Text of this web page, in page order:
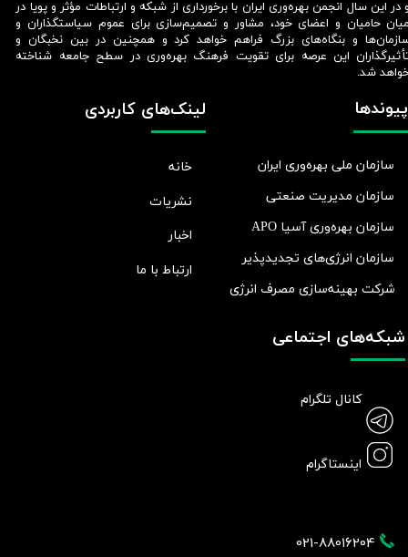
021-88016204
لینک‌های کاربردی
خانه
نشریات
اخبار
ارتباط با ما
پیوندها
سازمان ملی بهره‌وری ایران
سازمان مدیریت صنعتی
سازمان بهره‌وری آسیا APO
سازمان انرژی‌های تجدیدپذیر
شرکت بهينه‌سازی مصرف انرژی
شبکه‌های اجتماعی
کانال تلگرام
اینستاگرام
در این سال انجمن بهره‌وری ایران با برخورداری از شبکه و ارتباطات مؤثر و پویا در
حامیان و اعضای خود، مشاور و تصمیم‌سازی برای عموم سیاستگذاران و
و بنگاه‌های بزرگ فراهم خواهد کرد و همچنین در بین نخبگان و
این عرصه برای تقویت فرهنگ بهره‌وری در سطح جامعه شناخته
شد.​​​​​​​